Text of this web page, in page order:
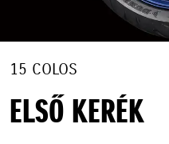
15 COLOS
ELSŐ KERÉK